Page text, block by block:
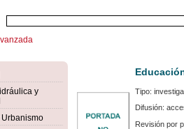
y
Tipo:
Difusión:
Revisión por